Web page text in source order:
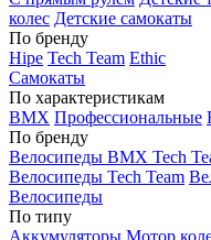
колес Детские самокаты
По бренду
Hipe Tech Team Ethic
Самокаты
По характеристикам
BMX Профессиональные
По бренду
Велосипеды BMX Tech
Велосипеды Tech Team
Велосипеды
По типу
Аккумуляторы Мотор